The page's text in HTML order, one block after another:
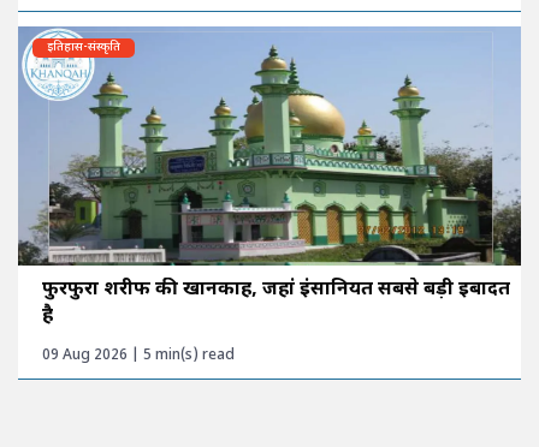
इतिहास-संस्कृति
फुरफुरा शरीफ की खानकाह, जहां इंसानियत सबसे बड़ी इबादत
है
09 Aug 2026 | 5 min(s) read